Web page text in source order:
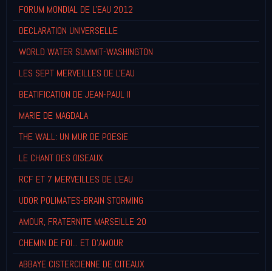
FORUM MONDIAL DE L'EAU 2012
DECLARATION UNIVERSELLE
WORLD WATER SUMMIT-WASHINGTON
LES SEPT MERVEILLES DE L'EAU
BEATIFICATION DE JEAN-PAUL II
MARIE DE MAGDALA
THE WALL: UN MUR DE POESIE
LE CHANT DES OISEAUX
RCF ET 7 MERVEILLES DE L'EAU
UDOR POLIMATES-BRAIN STORMING
AMOUR, FRATERNITE MARSEILLE 20
CHEMIN DE FOI... ET D'AMOUR
ABBAYE CISTERCIENNE DE CITEAUX